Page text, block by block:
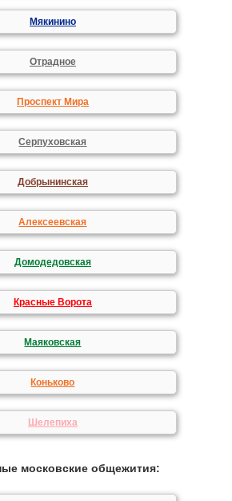
Мякинино
Отрадное
Проспект Мира
Серпуховская
Добрынинская
Алексеевская
Домодедовская
Красные Ворота
Маяковская
Коньково
Шелепиха
московские общежития: